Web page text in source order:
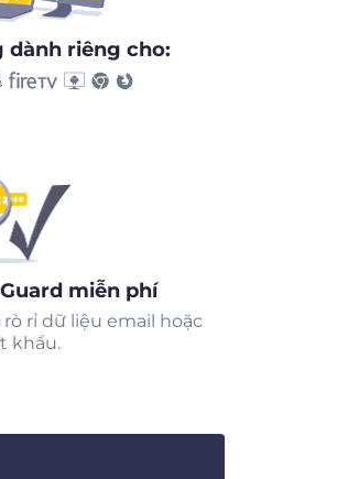
dành riêng cho:
miễn phí
rỉ dữ liệu email hoặc
khẩu.